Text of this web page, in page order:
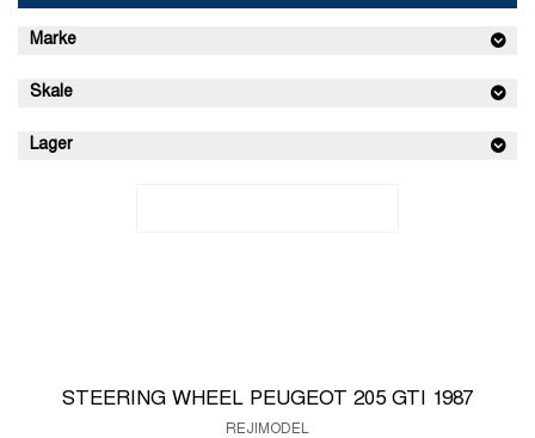
Marke
Skale
Lager
STEERING WHEEL PEUGEOT 205 GTI 1987
REJIMODEL